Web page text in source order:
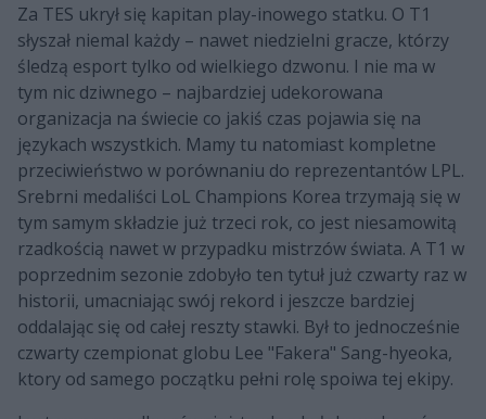
Za TES ukrył się kapitan play-inowego statku. O T1
słyszał niemal każdy – nawet niedzielni gracze, którzy
śledzą esport tylko od wielkiego dzwonu. I nie ma w
tym nic dziwnego – najbardziej udekorowana
organizacja na świecie co jakiś czas pojawia się na
językach wszystkich. Mamy tu natomiast kompletne
przeciwieństwo w porównaniu do reprezentantów LPL.
Srebrni medaliści LoL Champions Korea trzymają się w
tym samym składzie już trzeci rok, co jest niesamowitą
rzadkością nawet w przypadku mistrzów świata. A T1 w
poprzednim sezonie zdobyło ten tytuł już czwarty raz w
historii, umacniając swój rekord i jeszcze bardziej
oddalając się od całej reszty stawki. Był to jednocześnie
czwarty czempionat globu Lee "Fakera" Sang-hyeoka,
ktory od samego początku pełni rolę spoiwa tej ekipy.